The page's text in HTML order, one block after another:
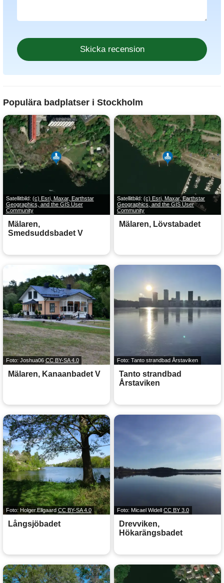
Populära badplatser i Stockholm
Satellitbild: (c) Esri, Maxar, Earthstar
Geographics, and the GIS User
Community
Mälaren,
Smedsuddsbadet V
Satellitbild: (c) Esri, Maxar, Earthstar
Geographics, and the GIS User
Community
Mälaren, Lövstabadet
Foto: Joshua06 CC BY-SA 4.0
Mälaren, Kanaanbadet V
Foto: Tanto strandbad Årstaviken
Tanto strandbad
Årstaviken
Foto: Holger.Ellgaard CC BY-SA 4.0
Långsjöbadet
Foto: Micael Widell CC BY 3.0
Drevviken,
Hökarängsbadet